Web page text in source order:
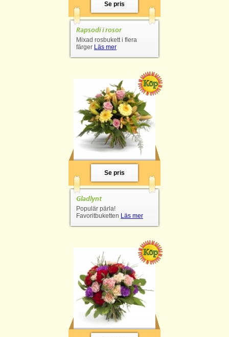
Se pris
Rapsodi i rosor
Mixad rosbukett i flera
färger Läs mer
Se pris
Gladlynt
Populär pärla!
Favoritbuketten Läs mer